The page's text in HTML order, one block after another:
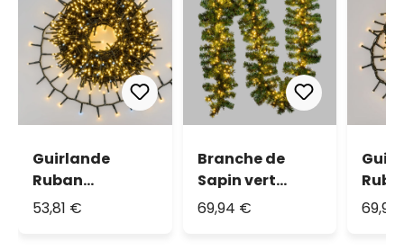
Guirlande
Ruban
Lumineux 20 m,
53,81 €
Branche de
Sapin vert
Moena 2,7 m,
69,94 €